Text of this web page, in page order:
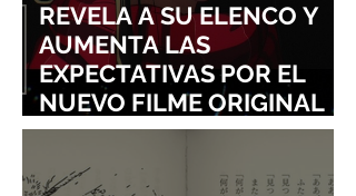
REVELA A SU ELENCO Y
AUMENTA LAS
EXPECTATIVAS POR EL
NUEVO FILME ORIGINAL
DE SHINGO NATSUME!